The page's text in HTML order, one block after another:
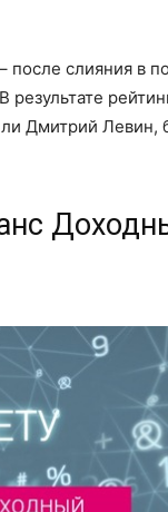
после слияния в
ли Дмитрий Левин,